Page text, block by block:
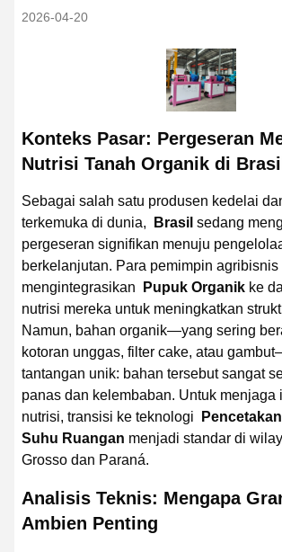
2026-04-20
Konteks Pasar: Pergeseran
Nutrisi Tanah Organik di Brasil
Sebagai salah satu produsen kedelai
terkemuka di dunia,
Brasil sedang
pergeseran signifikan menuju
berkelanjutan. Para pemimpin
mengintegrasikan
Pupuk Organik ke
nutrisi mereka untuk meningkatkan
Namun, bahan organik—yang sering
kotoran unggas, filter cake, atau
tantangan unik: bahan tersebut sangat
panas dan kelembaban. Untuk menjaga
nutrisi, transisi ke teknologi
Suhu Ruangan menjadi standar di
Grosso dan Paraná.
Analisis Teknis: Mengapa
Ambien Penting